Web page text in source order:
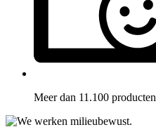
Meer dan 11.100 producten